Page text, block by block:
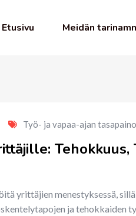
Etusivu Meidän
Työ- ja vapaa-ajan
yrittäjien menestyksessä,
ja tehokkaiden